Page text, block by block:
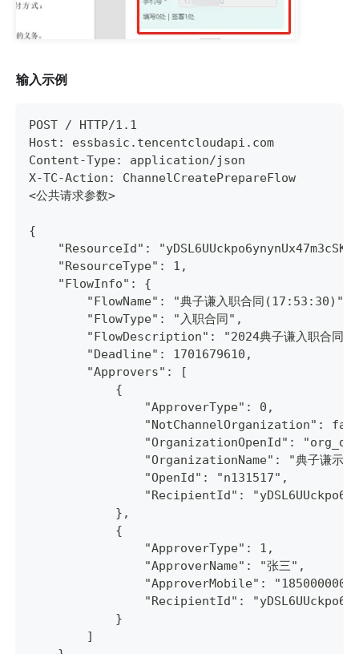
输入示例
POST / HTTP/1.1
Host: essbasic.tencentcloudapi.com
Content-Type: application/json
X-TC-Action: ChannelCreatePrepareFlow
<公共请求参数>
{
"ResourceId":
    "ResourceType": 1,
    "FlowInfo": {
        "FlowName": "典子谦入职合同(17:53:30)",
        "FlowType": "入职合同",
        "FlowDescription": "2024典子谦入职合同",
        "Deadline": 1701679610,
        "Approvers": [
            {
                "ApproverType": 0,
"NotChannelOrganization":
"OrganizationOpenId":
"OrganizationName": "典子谦示例
                "OpenId": "n131517",
"RecipientId":
            },
            {
                "ApproverType": 1,
                "ApproverName": "张三",
"ApproverMobile":
"RecipientId":
            }
        ]